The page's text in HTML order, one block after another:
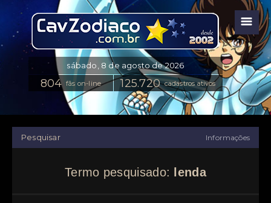
☰
fãs on-line cadastros ativos
Pesquisar Informações
Termo pesquisado: lenda